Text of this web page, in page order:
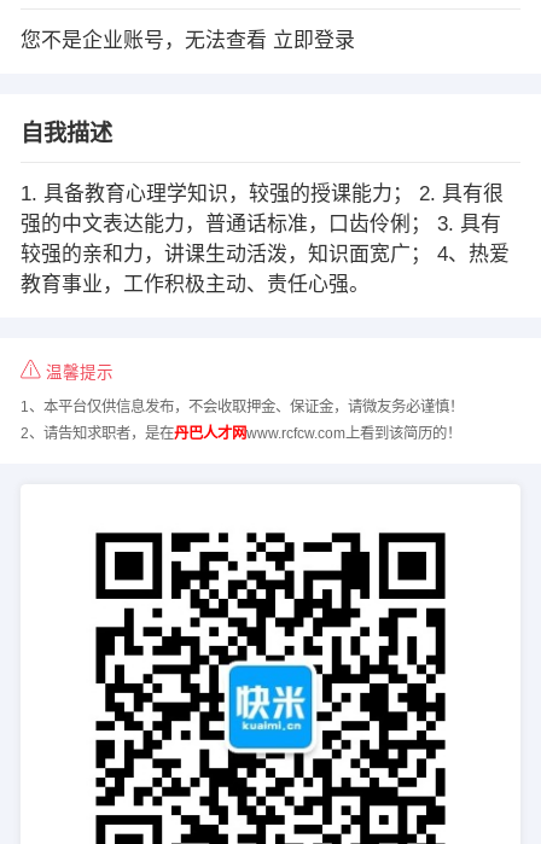
您不是企业账号，无法查看 立即登录
自我描述
1. 具备教育心理学知识，较强的授课能力； 2. 具有很
强的中文表达能力，普通话标准，口齿伶俐； 3. 具有
较强的亲和力，讲课生动活泼，知识面宽广； 4、热爱
教育事业，工作积极主动、责任心强。
温馨提示
1、本平台仅供信息发布，不会收取押金、保证金，请微友务必谨慎！
2、请告知求职者，是在丹巴人才网www.rcfcw.com上看到该简历的！